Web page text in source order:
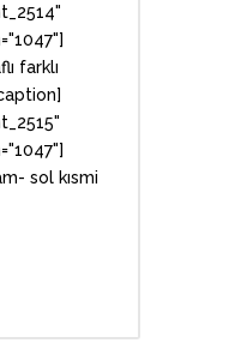
farklı
sol kısmi